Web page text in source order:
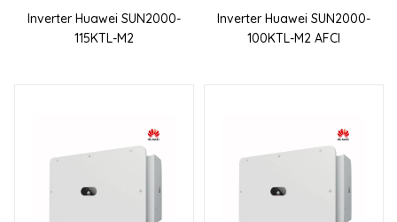
Inverter Huawei SUN2000-
115KTL-M2
Inverter Huawei SUN2000-
100KTL-M2 AFCI